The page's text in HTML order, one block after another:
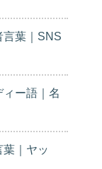
言葉｜SNS
ー語｜名
｜ヤッ